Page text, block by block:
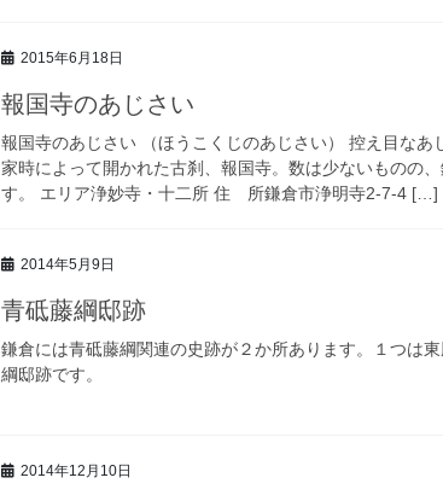
2015年6月18日
報国寺のあじさい
報国寺のあじさい （ほうこくじのあじさい） 控え目なあ
家時によって開かれた古刹、報国寺。数は少ないものの
す。 エリア浄妙寺・十二所 住 所鎌倉市浄明寺2-7-4 […]
2014年5月9日
青砥藤綱邸跡
鎌倉には青砥藤綱関連の史跡が２か所あります。１つは
綱邸跡です。
2014年12月10日